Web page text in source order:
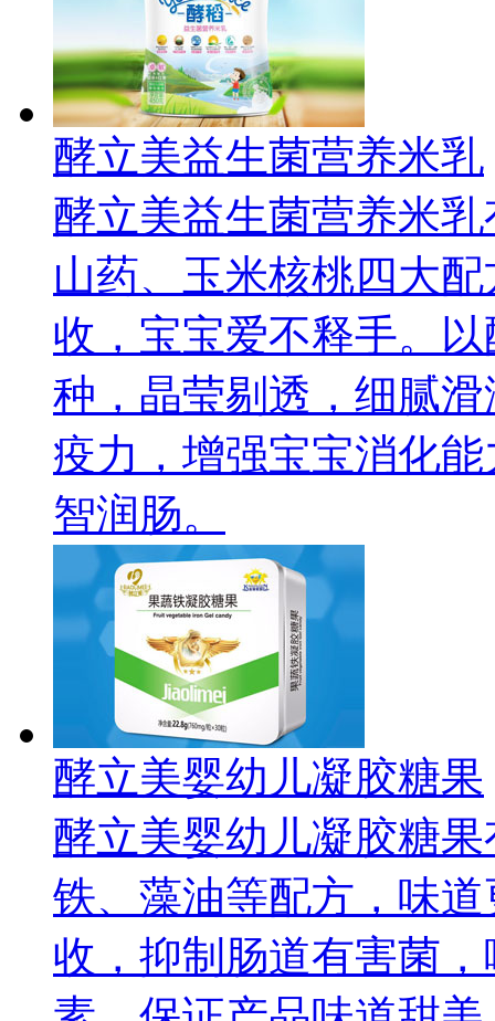
酵立美益生菌营养米乳
酵立美益生菌营养米
山药、玉米核桃四大
收，宝宝爱不释手。
种，晶莹剔透，细腻
疫力，增强宝宝消化
智润肠。
酵立美婴幼儿凝胶糖果
酵立美婴幼儿凝胶糖
铁、藻油等配方，味
收，抑制肠道有害菌